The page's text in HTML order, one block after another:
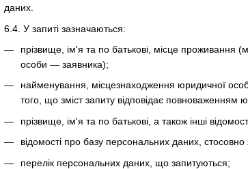
даних.
6.4. У запиті зазначаються:
прізвище, ім'я та по батькові, місце проживання
особи — заявника);
найменування, місцезнаходження юридичної
того, що зміст запиту відповідає
прізвище, ім'я та по батькові, а також інші
відомості про базу персональних даних,
перелік персональних даних, що запитуються;